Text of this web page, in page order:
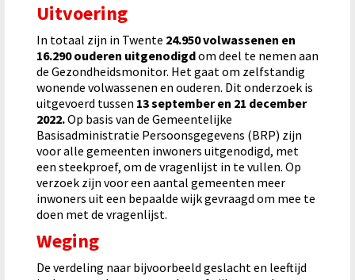
Uitvoering
In totaal zijn in Twente 24.950 volwassenen en
16.290 ouderen uitgenodigdom deel te nemen aan
de Gezondheidsmonitor. Het gaat om zelfstandig
wonende volwassenen en ouderen. Dit onderzoek is
uitgevoerd tussen 13 september en 21 december
2022.Op basis van de Gemeentelijke
Basisadministratie Persoonsgegevens (BRP) zijn
voor alle gemeenten inwoners uitgenodigd, met
een steekproef, om de vragenlijst in te vullen. Op
verzoek zijn voor een aantal gemeenten meer
inwoners uit een bepaalde wijk gevraagd om mee te
doen met de vragenlijst.
Weging
De verdeling naar bijvoorbeeld geslacht en leeftijd